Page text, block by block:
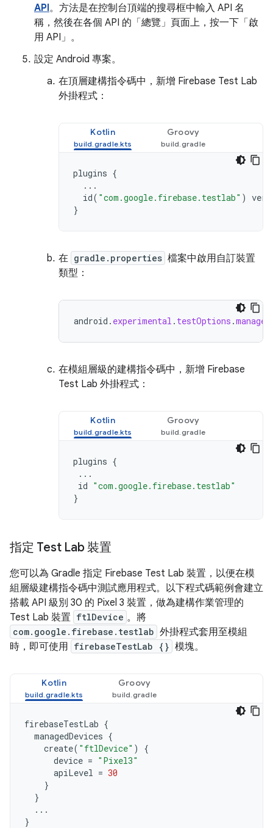
API。方法是在控制台頂端的搜尋框中輸入 API 名
稱，然後在各個 API 的「總覽」頁面上，按一下「啟
用 API」 。
設定 Android 專案。
在頂層建構指令碼中，新增 Firebase Test Lab
外掛程式：
Kotlin Groovy
plugins {
...
id( "com.google.firebase.testlab" )
}
在 gradle.properties 檔案中啟用自訂裝置
類型：
android . experimental . testOptions .
在模組層級的建構指令碼中，新增 Firebase
Test Lab 外掛程式：
Kotlin Groovy
plugins {
...
id "com.google.firebase.testlab"
}
指定 Test Lab 裝置
您可以為 Gradle 指定 Firebase Test Lab 裝置，以便在模
組層級建構指令碼中測試應用程式。以下程式碼範例會建立
搭載 API 級別 30 的 Pixel 3 裝置，做為建構作業管理的
Test Lab 裝置 ftlDevice 。將
com.google.firebase.testlab 外掛程式套用至模組
時，即可使用 firebaseTestLab {} 模塊。
Kotlin Groovy
firebaseTestLab {
managedDevices {
create( "ftlDevice" )
{
device = "Pixel3"
apiLevel = 30
}
}
...
}